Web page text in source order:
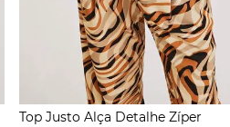
Top Justo Alça Detalhe Zíper